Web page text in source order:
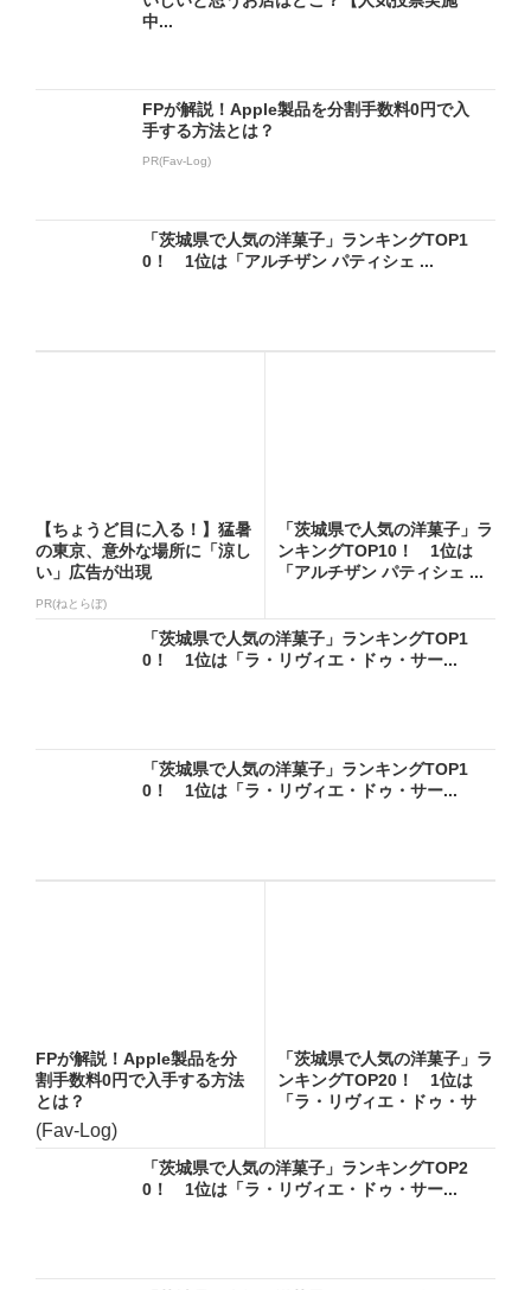
中...
FPが解説！Apple製品を分割手数料0円で入
手する方法とは？
PR(Fav-Log)
「茨城県で人気の洋菓子」ランキングTOP1
0！ 1位は「アルチザン パティシェ ...
【ちょうど目に入る！】猛暑
の東京、意外な場所に「涼し
い」広告が出現
PR(ねとらぼ)
「茨城県で人気の洋菓子」ラ
ンキングTOP10！ 1位は
「アルチザン パティシェ ...
「茨城県で人気の洋菓子」ランキングTOP1
0！ 1位は「ラ・リヴィエ・ドゥ・サー...
「茨城県で人気の洋菓子」ランキングTOP1
0！ 1位は「ラ・リヴィエ・ドゥ・サー...
FPが解説！Apple製品を分
割手数料0円で入手する方法
とは？
(Fav-Log)
「茨城県で人気の洋菓子」ラ
ンキングTOP20！ 1位は
「ラ・リヴィエ・ドゥ・サ
「茨城県で人気の洋菓子」ランキングTOP2
0！ 1位は「ラ・リヴィエ・ドゥ・サー...